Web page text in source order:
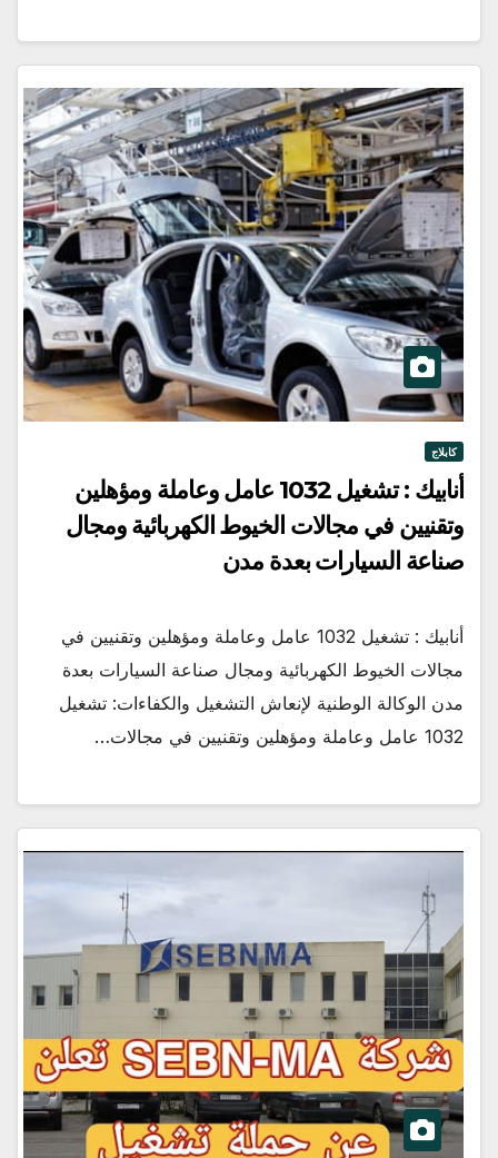
كابلاج
أنابيك : تشغيل 1032 عامل وعاملة ومؤهلين
وتقنيين في مجالات الخيوط الكهربائية ومجال
صناعة السيارات بعدة مدن
أنابيك : تشغيل 1032 عامل وعاملة ومؤهلين وتقنيين في
مجالات الخيوط الكهربائية ومجال صناعة السيارات بعدة
مدن الوكالة الوطنية لإنعاش التشغيل والكفاءات: تشغيل
1032 عامل وعاملة ومؤهلين وتقنيين في مجالات…